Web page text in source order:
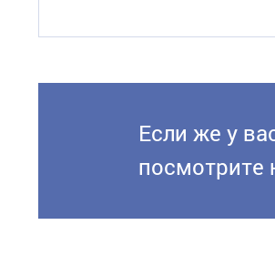
Если же у
посмотрите